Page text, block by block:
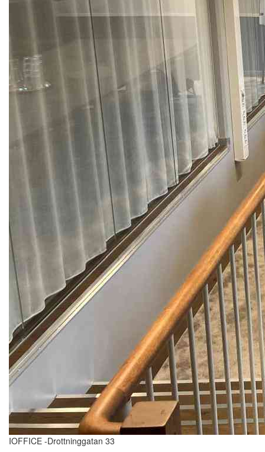
IOFFICE -Drottninggatan 33